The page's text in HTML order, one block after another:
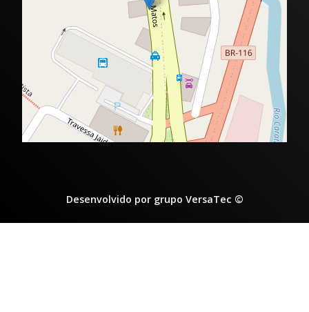
Desenvolvido por grupo VersaTec ©